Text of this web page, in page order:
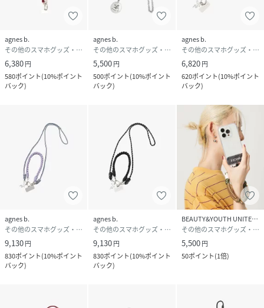
agnes b.
その他のスマホグッズ・オーディオ機器
6,380円
580ポイント(10%ポイント
バック)
agnes b.
その他のスマホグッズ・オーディオ機器
5,500円
500ポイント(10%ポイント
バック)
agnes b.
その他のスマホグッズ・オーディオ機器
6,820円
620ポイント(10%ポイント
バック)
agnes b.
その他のスマホグッズ・オーディオ機器
9,130円
830ポイント(10%ポイント
バック)
agnes b.
その他のスマホグッズ・オーディオ機器
9,130円
830ポイント(10%ポイント
バック)
BEAUTY&YOUTH UNITED ARROWS
その他のスマホグッズ・オーディオ機器
5,500円
50ポイント(1倍)